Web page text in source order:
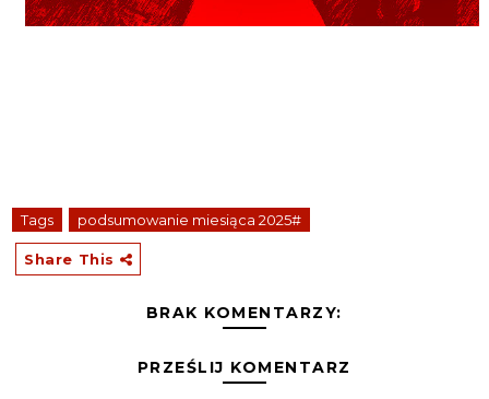
Tags podsumowanie miesiąca 2025#
Share This
BRAK KOMENTARZY:
PRZEŚLIJ KOMENTARZ